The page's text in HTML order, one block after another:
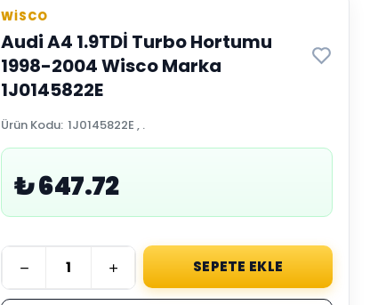
WİSCO
Audi A4 1.9TDİ Turbo Hortumu
1998-2004 Wisco Marka
1J0145822E
Ürün Kodu: 1J0145822E , .
₺ 647.72
SEPETE EKLE